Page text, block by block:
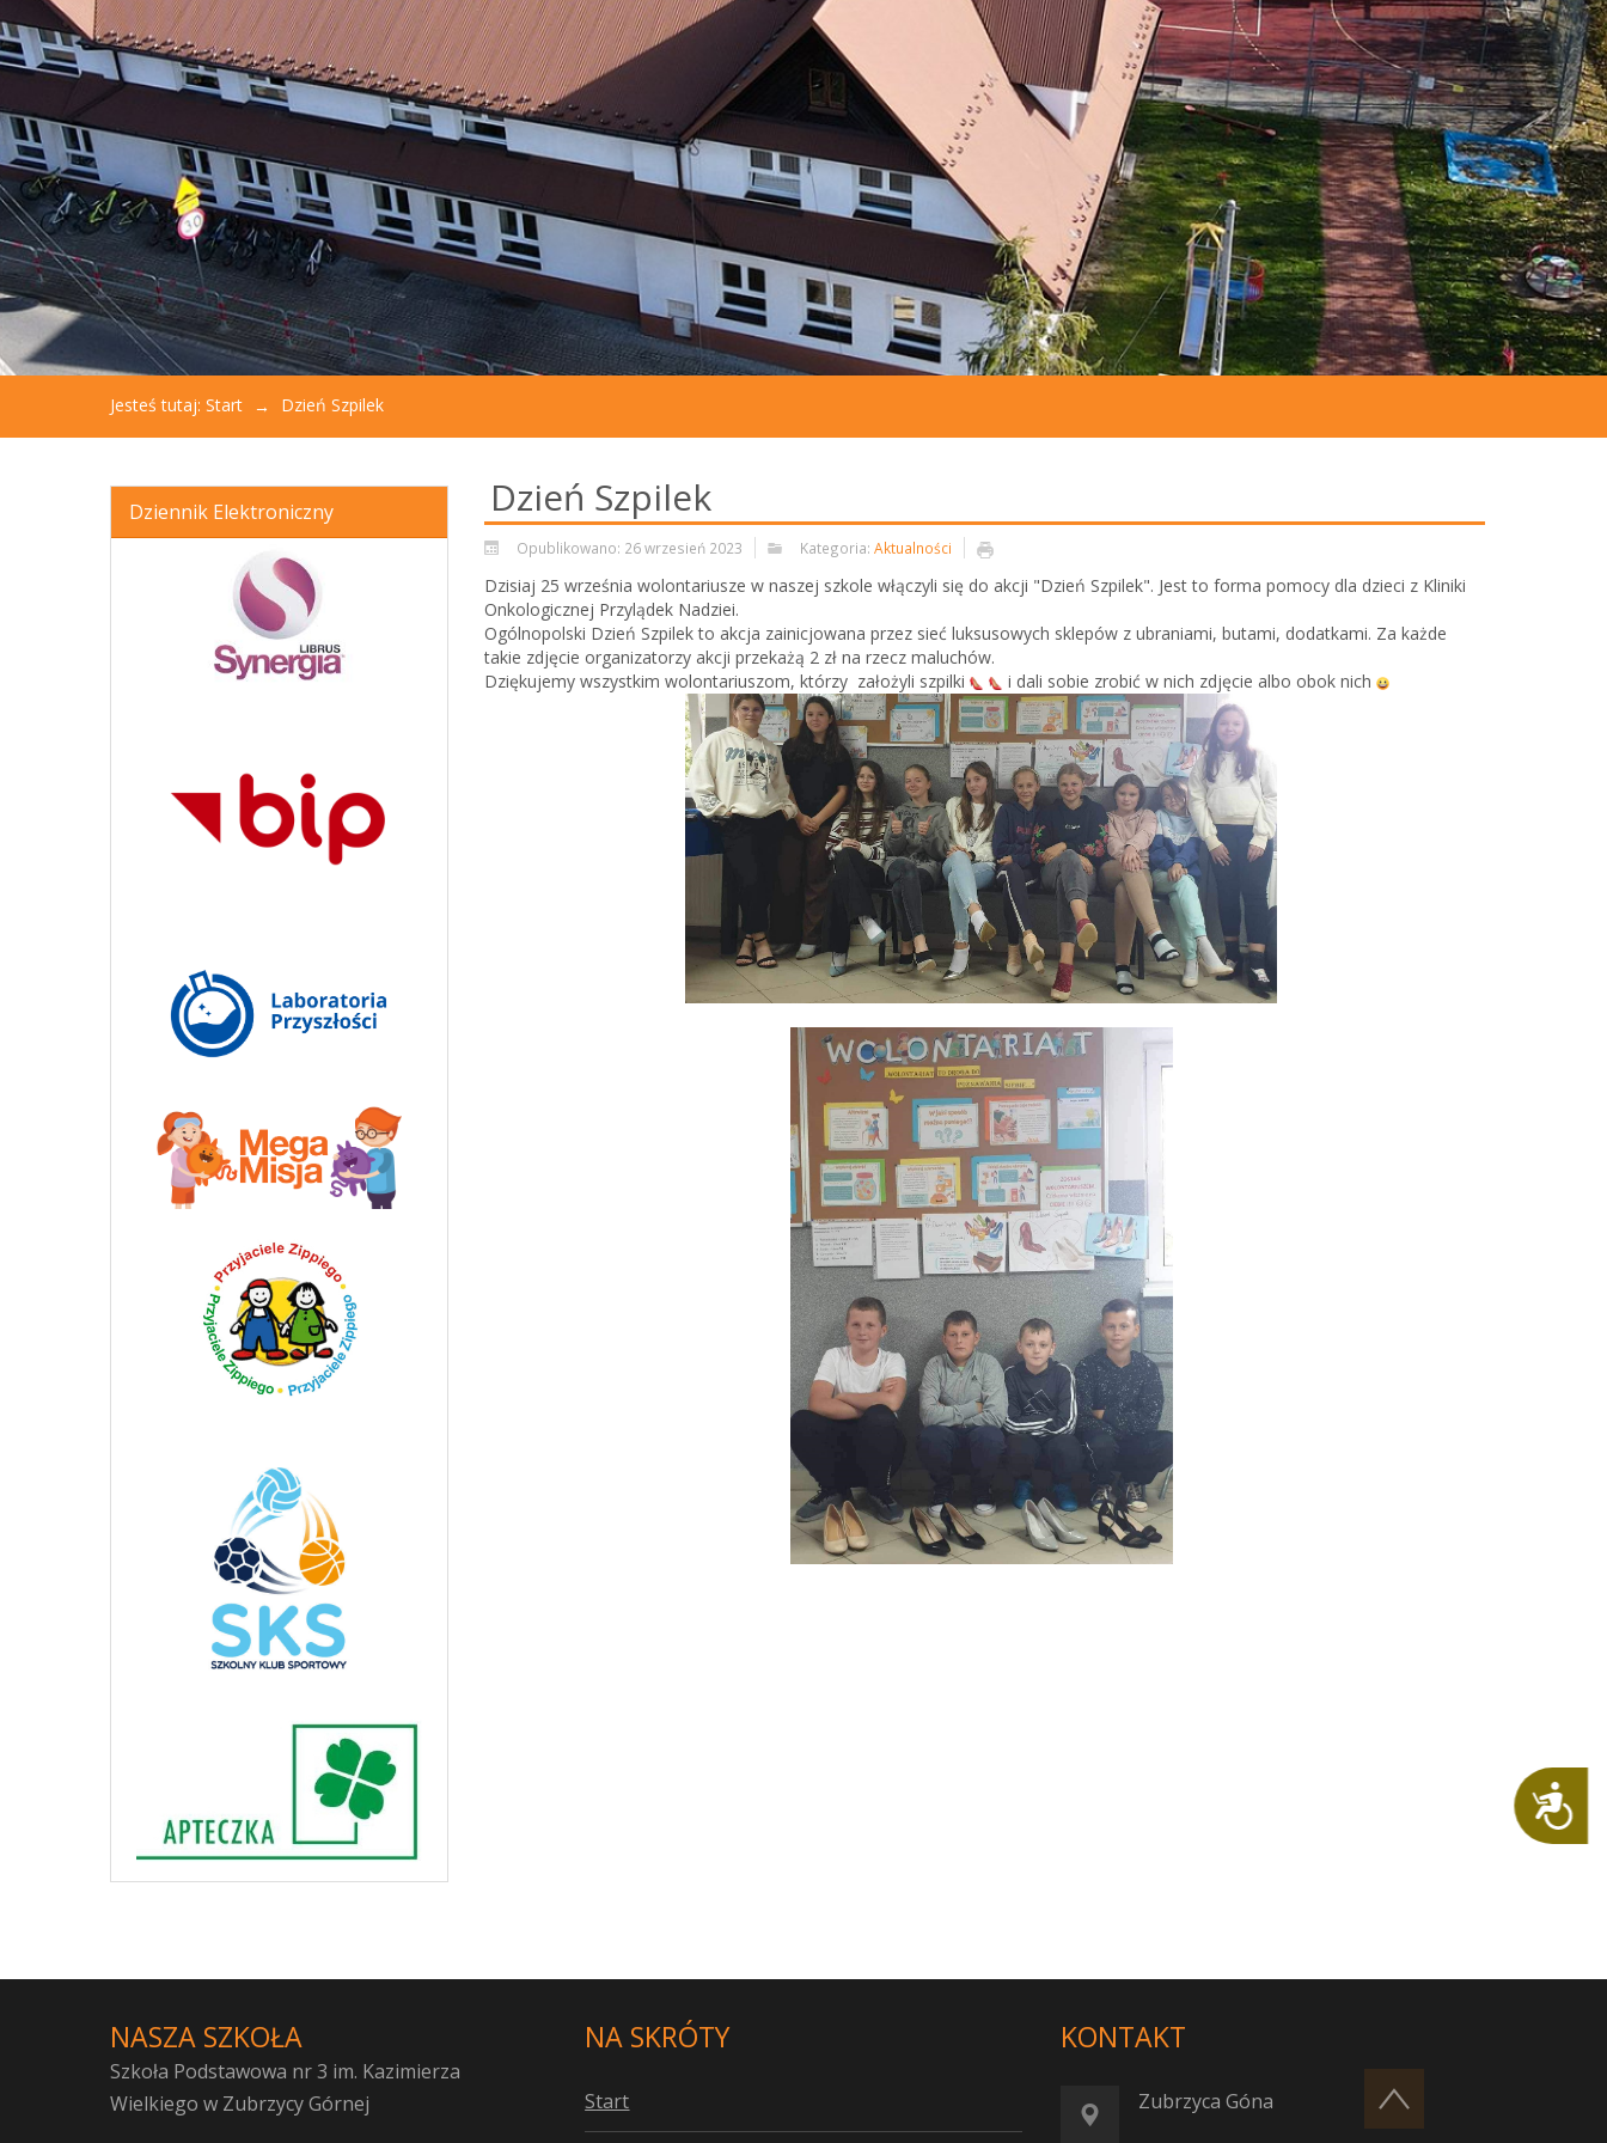
otworzyć
menu
dostępności.
Dostępność
Jesteś tutaj: Start Dzień Szpilek
Dziennik Elektroniczny Dzień Szpilek
Opublikowano: 26 wrzesień 2023 Kategoria: Aktualności
Dzisiaj 25 września wolontariusze w naszej szkole włączyli się do akcji "Dzień Szpilek". Jest to forma pomocy dla dzieci z Kliniki
Onkologicznej Przylądek Nadziei.
Ogólnopolski Dzień Szpilek to akcja zainicjowana przez sieć luksusowych sklepów z ubraniami, butami, dodatkami. Za każde
takie zdjęcie organizatorzy akcji przekażą 2 zł na rzecz maluchów.
Dziękujemy wszystkim wolontariuszom, którzy założyli szpilki
i dali sobie zrobić w nich zdjęcie albo obok nich
NASZA SZKOŁA
Szkoła Podstawowa nr 3 im. Kazimierza
Wielkiego w Zubrzycy Górnej
NA SKRÓTY
Start
KONTAKT
Zubrzyca Góna